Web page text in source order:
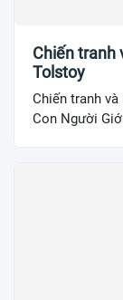
Chiến tranh
Tolstoy
Chiến tranh
Con Người